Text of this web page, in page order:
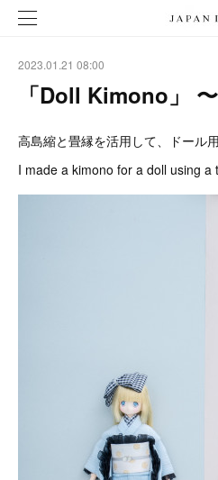
2023.01.21 08:00
「Doll Kimono」
高島縮と畳縁を活用して、ドール
I made a kimono for a doll using a